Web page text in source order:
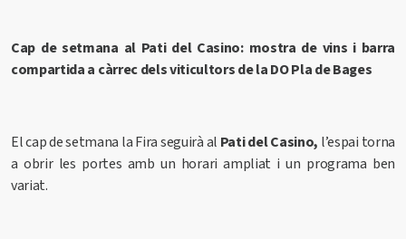
Cap de setmana al Pati del Casino: mostra de vins i barra
compartida a càrrec dels viticultors de la DO Pla de Bages
El cap de setmana la Fira seguirà al Pati del Casino, l’espai torna
a obrir les portes amb un horari ampliat i un programa ben
variat.